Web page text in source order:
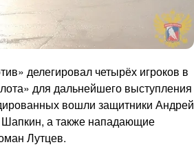
делегировал четырёх игроков в
для дальнейшего выступления
вошли защитники Андрей
а также нападающие
Лутцев.